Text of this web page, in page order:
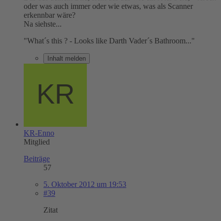
oder was auch immer oder wie etwas, was als Scanner
erkennbar wäre?
Na siehste...
"What´s this ? - Looks like Darth Vader´s Bathroom..."
Inhalt melden
KR-Enno
Mitglied
Beiträge
57
5. Oktober 2012 um 19:53
#39
Zitat